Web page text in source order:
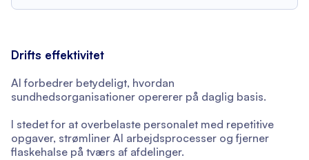
Drifts effektivitet
AI forbedrer betydeligt, hvordan
sundhedsorganisationer opererer på daglig basis.
I stedet for at overbelaste personalet med repetitive
opgaver, strømliner AI arbejdsprocesser og fjerner
flaskehalse på tværs af afdelinger.